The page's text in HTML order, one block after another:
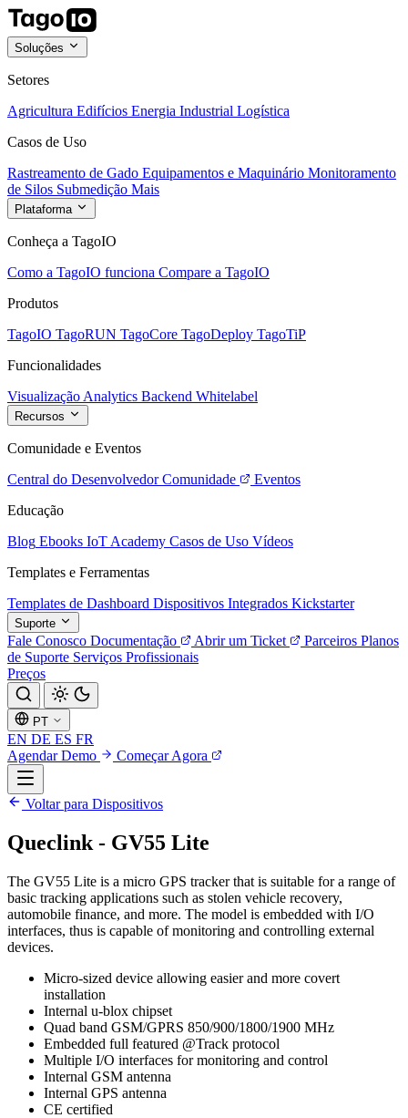
Soluções
Setores
Agricultura Edifícios Energia Industrial Logística
Casos de Uso
Rastreamento de Gado Equipamentos e Maquinário Monitoramento
de Silos Submedição Mais
Plataforma
Conheça a TagoIO
Como a TagoIO funciona Compare a TagoIO
Produtos
TagoIO TagoRUN TagoCore TagoDeploy TagoTiP
Funcionalidades
Visualização Analytics Backend Whitelabel
Recursos
Comunidade e Eventos
Central do Desenvolvedor Comunidade
Eventos
Educação
Blog Ebooks IoT Academy Casos de Uso Vídeos
Templates e Ferramentas
Templates de Dashboard Dispositivos Integrados Kickstarter
Suporte
Fale Conosco Documentação Abrir um Ticket Parceiros Planos
de Suporte Serviços Profissionais
Preços
PT
EN DE ES FR
Agendar Demo
Começar Agora
Voltar para Dispositivos
Queclink - GV55 Lite
The GV55 Lite is a micro GPS tracker that is suitable for a range of
basic tracking applications such as stolen vehicle recovery,
automobile finance, and more. The model is embedded with I/O
interfaces, thus is capable of monitoring and controlling external
devices.
Micro-sized device allowing easier and more covert
installation
Internal u-blox chipset
Quad band GSM/GPRS 850/900/1800/1900 MHz
Embedded full featured @Track protocol
Multiple I/O interfaces for monitoring and control
Internal GSM antenna
Internal GPS antenna
CE certified